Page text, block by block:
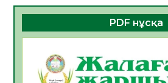
Open Air: Қызылорда
департаменті 20 мыңнан
көрерменнің қауіпсіздігін
ҚЫЗЫЛОРДАДА «САНАЛЫ
PDF нұсқа